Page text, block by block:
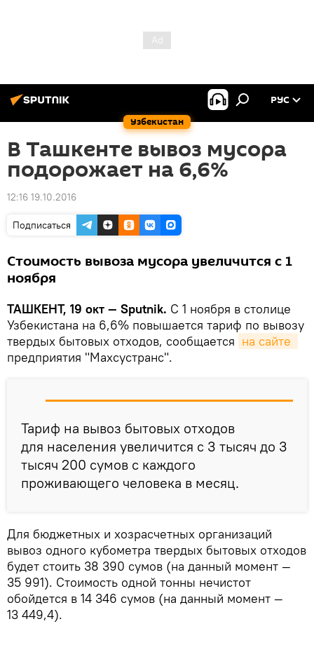
Узбекистан
РУС
В Ташкенте вывоз мусора
подорожает на 6,6%
12:16 19.10.2016
Подписаться
Стоимость вывоза мусора увеличится с 1
ноября
ТАШКЕНТ, 19 окт — Sputnik. С 1 ноября в столице
Узбекистана на 6,6% повышается тариф по вывозу
твердых бытовых отходов, сообщается
предприятия "Махсустранс".
Тариф на вывоз бытовых отходов
для населения увеличится с 3 тысяч до 3
тысяч 200 сумов с каждого
проживающего человека в месяц.
Для бюджетных и хозрасчетных организаций
вывоз одного кубометра твердых бытовых отходов
будет стоить 38 390 сумов (на данный момент —
35 991). Стоимость одной тонны нечистот
обойдется в 14 346 сумов (на данный момент —
13 449,4).